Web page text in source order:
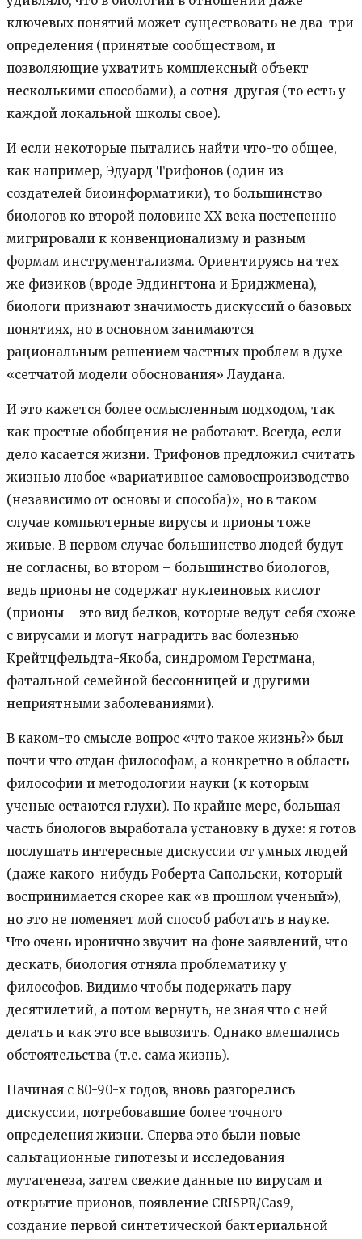
ключевых понятий может существовать не два-три
определения (принятые сообществом, и
позволяющие ухватить комплексный объект
несколькими способами), а сотня-другая (то есть у
каждой локальной школы свое).
И если некоторые пытались найти что-то общее,
как например, Эдуард Трифонов (один из
создателей биоинформатики), то большинство
биологов ко второй половине ХХ века постепенно
мигрировали к конвенционализму и разным
формам инструментализма. Ориентируясь на тех
же физиков (вроде Эддингтона и Бриджмена),
биологи признают значимость дискуссий о базовых
понятиях, но в основном занимаются
рациональным решением частных проблем в духе
«сетчатой модели обоснования» Лаудана.
И это кажется более осмысленным подходом, так
как простые обобщения не работают. Всегда, если
дело касается жизни. Трифонов предложил считать
жизнью любое «вариативное самовоспроизводство
(независимо от основы и способа)», но в таком
случае компьютерные вирусы и прионы тоже
живые. В первом случае большинство людей будут
не согласны, во втором – большинство биологов,
ведь прионы не содержат нуклеиновых кислот
(прионы – это вид белков, которые ведут себя схоже
с вирусами и могут наградить вас болезнью
Крейтцфельдта-Якоба, синдромом Герстмана,
фатальной семейной бессонницей и другими
неприятными заболеваниями).
В каком-то смысле вопрос «что такое жизнь?» был
почти что отдан философам, а конкретно в область
философии и методологии науки (к которым
ученые остаются глухи). По крайне мере, большая
часть биологов выработала установку в духе: я готов
послушать интересные дискуссии от умных людей
(даже какого-нибудь Роберта Сапольски, который
воспринимается скорее как «в прошлом ученый»),
но это не поменяет мой способ работать в науке.
Что очень иронично звучит на фоне заявлений, что
дескать, биология отняла проблематику у
философов. Видимо чтобы подержать пару
десятилетий, а потом вернуть, не зная что с ней
делать и как это все вывозить. Однако вмешались
обстоятельства (т.е. сама жизнь).
Начиная с 80-90-х годов, вновь разгорелись
дискуссии, потребовавшие более точного
определения жизни. Сперва это были новые
сальтационные гипотезы и исследования
мутагенеза, затем свежие данные по вирусам и
открытие прионов, появление CRISPR/Cas9,
создание первой синтетической бактериальной